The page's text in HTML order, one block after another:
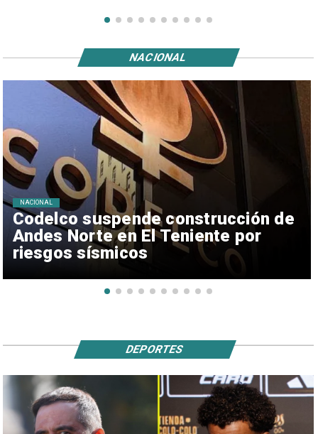
Codelco suspende construcción de
Andes Norte en El Teniente por
riesgos sísmicos
NACIONAL
NACIONAL
DEPORTES